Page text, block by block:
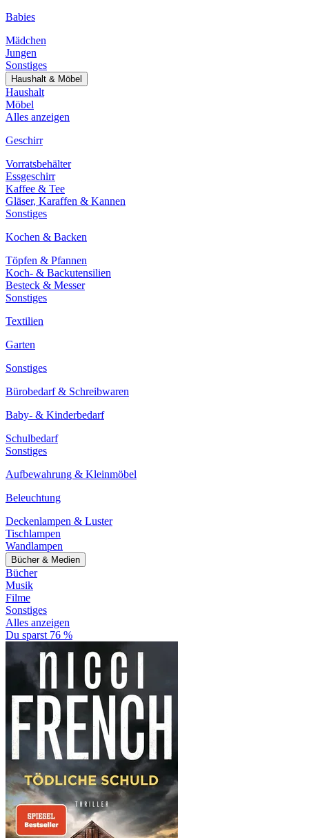
Babies
Mädchen
Jungen
Sonstiges
Haushalt & Möbel
Haushalt
Möbel
Alles anzeigen
Geschirr
Vorratsbehälter
Essgeschirr
Kaffee & Tee
Gläser, Karaffen & Kannen
Sonstiges
Kochen & Backen
Töpfen & Pfannen
Koch- & Backutensilien
Besteck & Messer
Sonstiges
Textilien
Garten
Sonstiges
Bürobedarf & Schreibwaren
Baby- & Kinderbedarf
Schulbedarf
Sonstiges
Aufbewahrung & Kleinmöbel
Beleuchtung
Deckenlampen & Luster
Tischlampen
Wandlampen
Bücher & Medien
Bücher
Musik
Filme
Sonstiges
Alles anzeigen
Du sparst 76 %